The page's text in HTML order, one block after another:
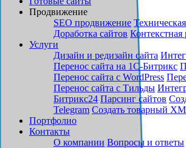
Продвижение
SEO продвижение
Доработка сайтов Контекстная
Услуги
Дизайн и редизайн сайта
Перенос сайта на 1С-Битрикс
Перенос сайта с WordPress
Перенос сайта с Тильды
Битрикс24 Парсинг сайтов
Telegram Создать товарный
Портфолио
Контакты
О компании Вопросы и ответы